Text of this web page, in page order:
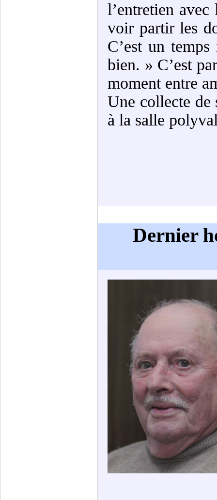
l’entretien
voir partir les
C’est un temps
bien. » C’est
moment entre
Une collecte de
à la salle
Dernier